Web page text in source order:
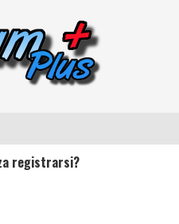
registrarsi?